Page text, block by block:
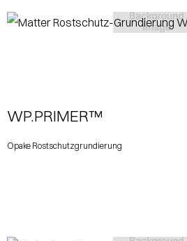
WP.PRIMER™
Opake Rostschutzgrundierung